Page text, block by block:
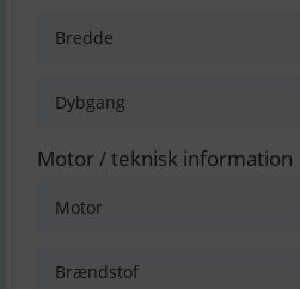
Bredde
Dybgang
Motor / teknisk information
Motor
Brændstof